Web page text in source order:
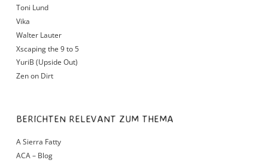
Toni Lund
Vika
Walter Lauter
Xscaping the 9 to 5
YuriB (Upside Out)
Zen on Dirt
BERICHTEN RELEVANT ZUM THEMA
A Sierra Fatty
ACA – Blog